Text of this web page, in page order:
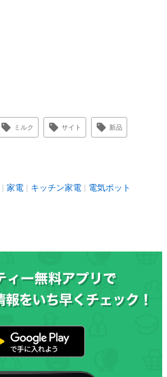
ミルク サイト 新品
家電 キッチン家電 電気ポット